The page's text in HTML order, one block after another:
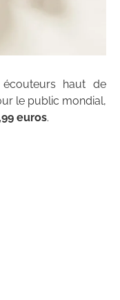
haut de
le public mondial,
euros.